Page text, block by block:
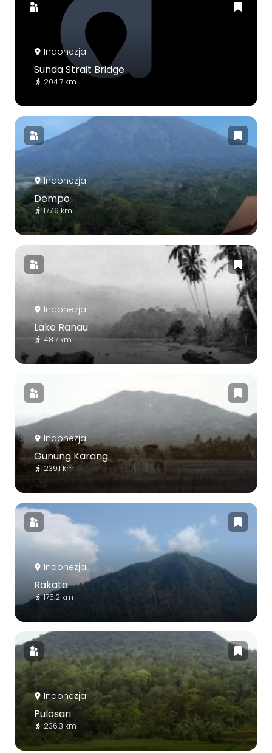
Indonezja
Sunda Strait Bridge
204.7 km
Indonezja
Dempo
177.9 km
Indonezja
Lake Ranau
48.7 km
Indonezja
Gunung Karang
239.1 km
Indonezja
Rakata
175.2 km
Indonezja
Pulosari
236.3 km